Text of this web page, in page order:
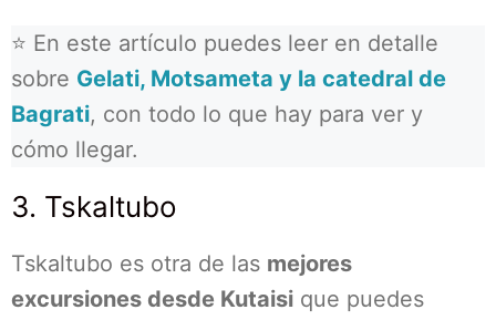
⭐ En este artículo puedes leer en detalle
sobre Gelati, Motsameta y la catedral de
Bagrati, con todo lo que hay para ver y
cómo llegar.
3. Tskaltubo
Tskaltubo es otra de las mejores
excursiones desde Kutaisi que puedes